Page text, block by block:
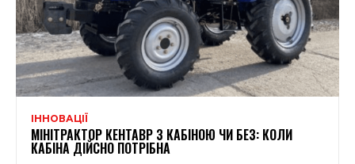
ІННОВАЦІЇ
МІНІТРАКТОР КЕНТАВР З КАБІНОЮ ЧИ БЕЗ: КОЛИ
КАБІНА ДІЙСНО ПОТРІБНА